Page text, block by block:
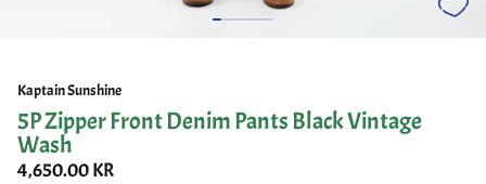
Kaptain Sunshine
5P Zipper Front Denim Pants Black Vintage
Wash
4,650.00 KR